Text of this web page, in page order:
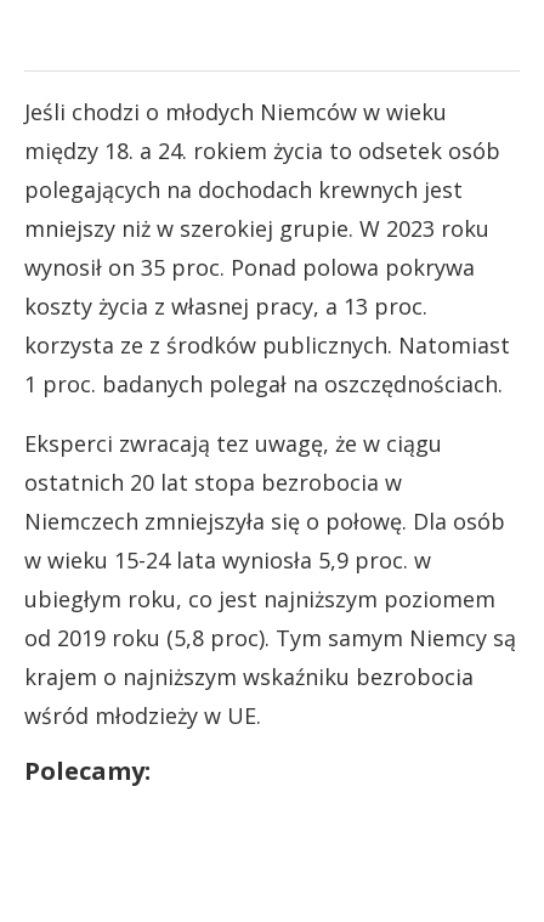
Jeśli chodzi o młodych Niemców w wieku
między 18. a 24. rokiem życia to odsetek osób
polegających na dochodach krewnych jest
mniejszy niż w szerokiej grupie. W 2023 roku
wynosił on 35 proc. Ponad polowa pokrywa
koszty życia z własnej pracy, a 13 proc.
korzysta ze z środków publicznych. Natomiast
1 proc. badanych polegał na oszczędnościach.
Eksperci zwracają tez uwagę, że w ciągu
ostatnich 20 lat stopa bezrobocia w
Niemczech zmniejszyła się o połowę. Dla osób
w wieku 15-24 lata wyniosła 5,9 proc. w
ubiegłym roku, co jest najniższym poziomem
od 2019 roku (5,8 proc). Tym samym Niemcy są
krajem o najniższym wskaźniku bezrobocia
wśród młodzieży w UE.
Polecamy: